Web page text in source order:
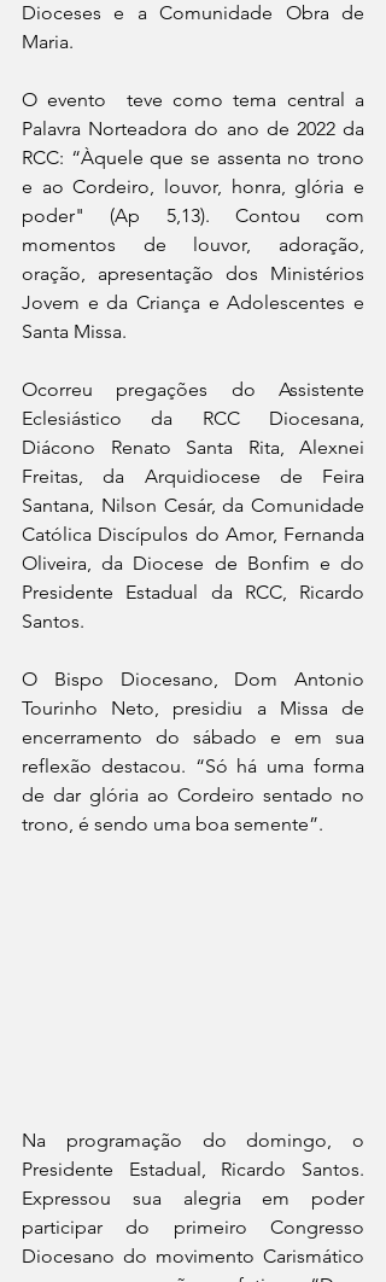
Dioceses e a Comunidade Obra de
Maria.
O evento  teve como tema central a
Palavra Norteadora do ano de 2022 da
RCC: “Àquele que se assenta no trono
e ao Cordeiro, louvor, honra, glória e
poder" (Ap 5,13). Contou com
momentos de louvor, adoração,
oração, apresentação dos Ministérios
Jovem e da Criança e Adolescentes e
Santa Missa.
Ocorreu pregações do Assistente
Eclesiástico da RCC Diocesana,
Diácono Renato Santa Rita, Alexnei
Freitas, da Arquidiocese de Feira
Santana, Nilson Cesár, da Comunidade
Católica Discípulos do Amor, Fernanda
Oliveira, da Diocese de Bonfim e do
Presidente Estadual da RCC, Ricardo
Santos.
O Bispo Diocesano, Dom Antonio
Tourinho Neto, presidiu a Missa de
encerramento do sábado e em sua
reflexão destacou. “Só há uma forma
de dar glória ao Cordeiro sentado no
trono, é sendo uma boa semente”.
Na programação do domingo, o
Presidente Estadual, Ricardo Santos.
Expressou sua alegria em poder
participar do primeiro Congresso
Diocesano do movimento Carismático